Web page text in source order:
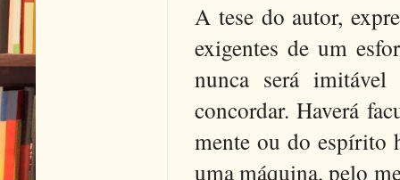
A tese do autor,
exigentes de um
nunca será
concordar. Haverá
mente ou do espírito
uma máquina, pelo